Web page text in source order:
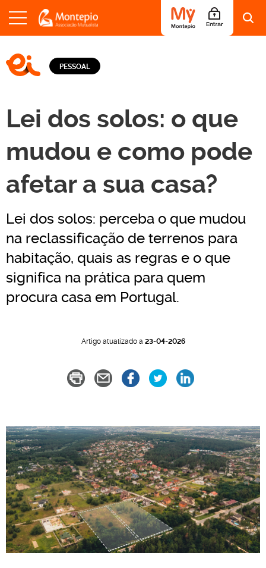
PESSOAL
Lei dos solos: o que
mudou e como pode
afetar a sua casa?
Lei dos solos: perceba o que mudou
na reclassificação de terrenos para
habitação, quais as regras e o que
significa na prática para quem
procura casa em Portugal.
Artigo atualizado a 23-04-2026